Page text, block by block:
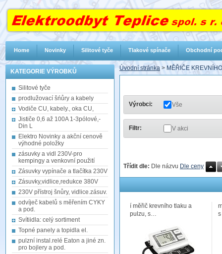
KATEGORIE VÝROBKŮ
Silitové tyče
prodlužovací šńůry a kabely
Vodiče CU, kabely., oka CU,
Jističe 0,6 až 100A 1-3pólové,-
Din L
Elektro Novinky a akční cenově
výhodné položky
zásuvky a vidl 230V-pro
kempingy a venkovní použití
Zásuvky vypínače a tlačítka 230V
Zásuvky,vidlice,redukce 380V
230V přístroj šnůry, vidlice.zásuv.
odvíječ kabelů s měřením CYKY
a pod.
Svítiidla: celý sortiment
Topné panely a topidla el.
pulzní instal.relé Eaton a jiné zn.
pro bojlery a pod.
Úvodní stránka > MĚŘIČE
Výrobci: Vše
Filtr: V akci
Třídit dle: Dle názvu Dle ceny
í měřič krevního tlaku a
pulzu, s…
Home Novinky Silitové tyče Tlakové spínače Obchodní